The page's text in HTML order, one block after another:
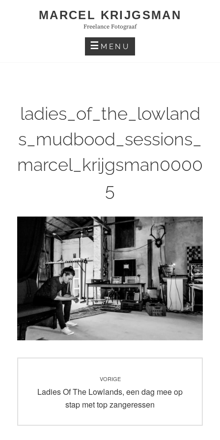
MARCEL KRIJGSMAN
Freelance Fotograaf
MENU
ladies_of_the_lowland
s_mudbood_sessions_
marcel_krijgsman0000
5
navigatie
VORIGE
Vorig
Ladies Of The Lowlands, een dag mee op
stap met top zangeressen